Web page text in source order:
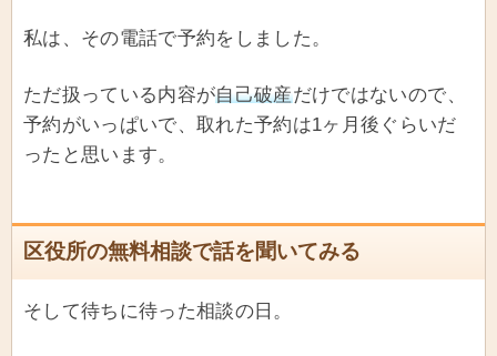
私は、その電話で予約をしました。
ただ扱っている内容が自己破産だけではないので、
予約がいっぱいで、取れた予約は1ヶ月後ぐらいだ
ったと思います。
区役所の無料相談で話を聞いてみる
そして待ちに待った相談の日。